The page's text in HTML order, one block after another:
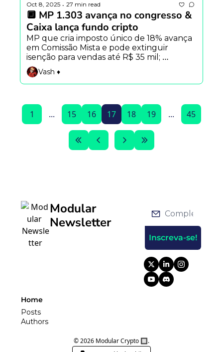
Oct 8, 2025 • 27 min read
🔲 MP 1.303 avança no congresso &
Caixa lança fundo cripto
MP que cria imposto único de 18% avança
em Comissão Mista e pode extinguir
isenção para vendas até R$ 35 mil;
enquanto isso, a Caixa lança fundo cripto
em parceria com a Hashdex e marca
presença na tokenização pública.
Vash ♦️
1 ... 15 16 17 18 19 ... 45
Modular
Newsletter
Inscreva-se!
Home
Posts
Authors
© 2026 Modular Crypto 🔲.